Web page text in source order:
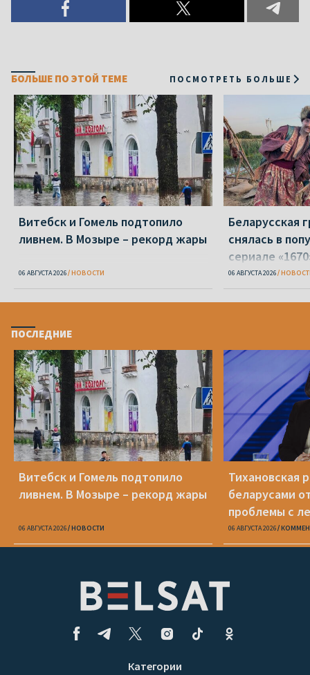
БОЛЬШЕ ПО ЭТОЙ ТЕМЕ ПОСМОТРЕТЬ БОЛЬШЕ
Витебск и Гомель подтопило
ливнем. В Мозыре – рекорд жары
06 АВГУСТА 2026 НОВОСТИ
Беларусская
снялась в
сериале
06 АВГУСТА 2026
ПОСЛЕДНИЕ
Витебск и Гомель подтопило
ливнем. В Мозыре – рекорд жары
06 АВГУСТА 2026 НОВОСТИ
Тихановская
беларусами
проблемы с
06 АВГУСТА 2026
Категории